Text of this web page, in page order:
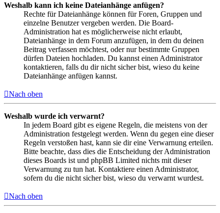
Weshalb kann ich keine Dateianhänge anfügen?
Rechte für Dateianhänge können für Foren, Gruppen und
einzelne Benutzer vergeben werden. Die Board-
Administration hat es möglicherweise nicht erlaubt,
Dateianhänge in dem Forum anzufügen, in dem du deinen
Beitrag verfassen möchtest, oder nur bestimmte Gruppen
dürfen Dateien hochladen. Du kannst einen Administrator
kontaktieren, falls du dir nicht sicher bist, wieso du keine
Dateianhänge anfügen kannst.
Nach oben
Weshalb wurde ich verwarnt?
In jedem Board gibt es eigene Regeln, die meistens von der
Administration festgelegt werden. Wenn du gegen eine dieser
Regeln verstoßen hast, kann sie dir eine Verwarnung erteilen.
Bitte beachte, dass dies die Entscheidung der Administration
dieses Boards ist und phpBB Limited nichts mit dieser
Verwarnung zu tun hat. Kontaktiere einen Administrator,
sofern du die nicht sicher bist, wieso du verwarnt wurdest.
Nach oben